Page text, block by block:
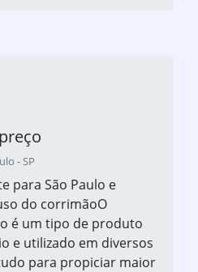
- SP
para São Paulo e
do corrimãoO
é um tipo de produto
e utilizado em diversos
para propiciar maior